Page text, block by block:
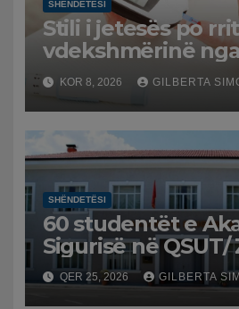
SHËNDETËSI
Stili i jetesës po rrit
vdekshmërinë nga
sëmundjet
mbetet shkaku
KOR 8, 2026 GILBERTA
SHËNDETËSI
60 studentët e
Sigurisë në
menuja e darkës,
mbledh mostrat e
QER 25, 2026 GILBERTA